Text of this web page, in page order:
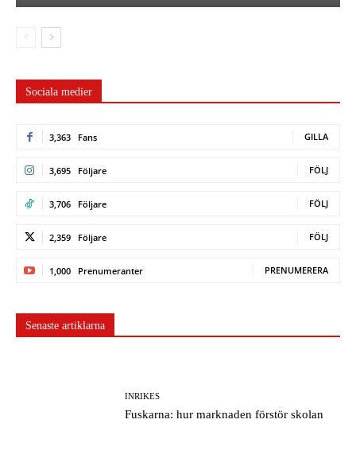
Sociala medier
3,363 Fans GILLA
3,695 Följare FÖLJ
3,706 Följare FÖLJ
2,359 Följare FÖLJ
1,000 Prenumeranter PRENUMERERA
Senaste artiklarna
INRIKES
Fuskarna: hur marknaden förstör skolan